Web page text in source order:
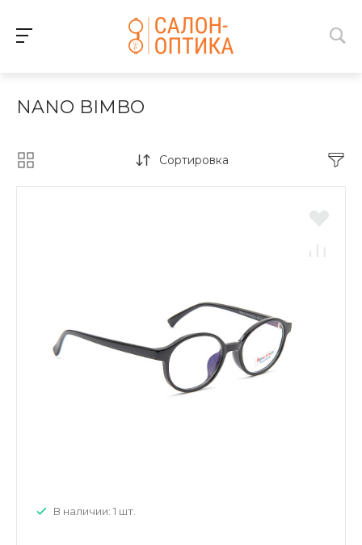
NANO BIMBO
Сортировка
В наличии: 1 шт.